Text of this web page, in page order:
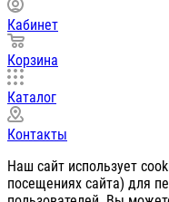
Кабинет
Корзина
Каталог
Контакты
Наш сайт использует
посещениях сайта) для